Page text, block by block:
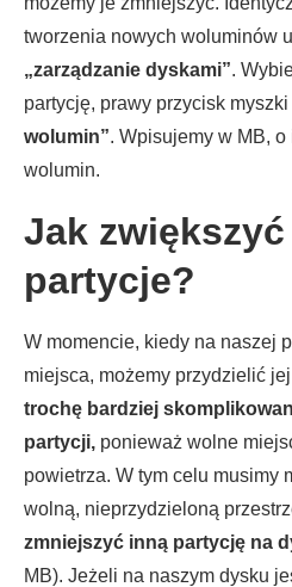
tworzenia nowych woluminów
„zarządzanie dyskami”.
partycję, prawy przycisk
wolumin”. Wpisujemy w MB, o
wolumin.
Jak
partycje?
W momencie, kiedy na naszej
miejsca, możemy przydzielić
trochę bardziej
partycji, ponieważ wolne
powietrza. W tym celu musimy
wolną, nieprzydzieloną
zmniejszyć inną partycję na
MB). Jeżeli na naszym dysku